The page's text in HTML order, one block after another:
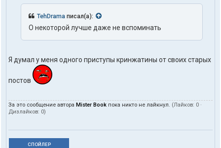
TehDrama писал(а):
О некоторой лучше даже не вспоминать
Я думал у меня одного приступы кринжатины от своих старых
постов
За это сообщение автора Mister Book пока никто не лайкнул. (Лайков: 0 ·
Дизлайков: 0)
СПОЙЛЕР